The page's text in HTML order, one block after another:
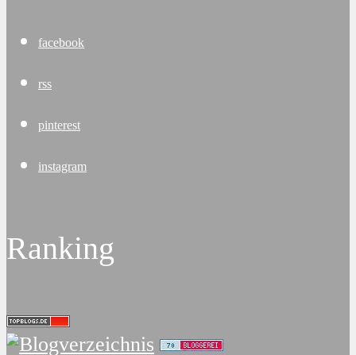
facebook
rss
pinterest
instagram
Ranking